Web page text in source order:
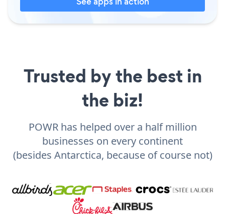
Trusted by the best in
the biz!
POWR has helped over a half million
businesses on every continent
(besides Antarctica, because of course not)